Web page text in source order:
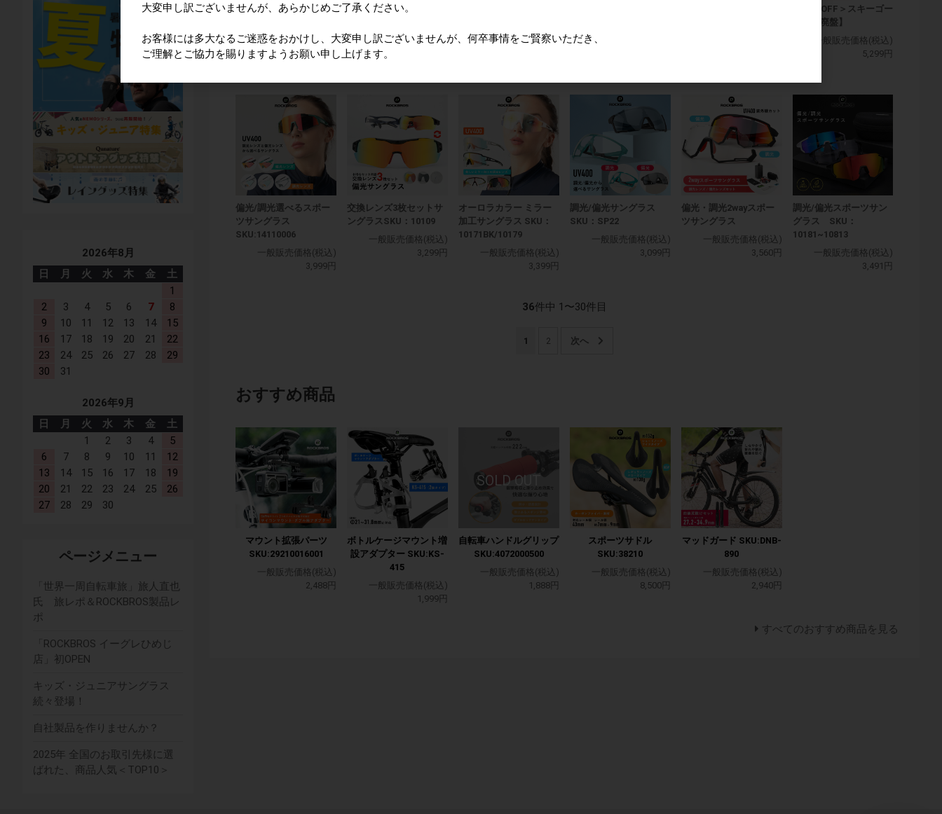
インナーフレーム
P28
一般販売価格(税込)
スポーツサングラス
一般販売価格(税込)
SKU:0089B-0
一般販売価格(税込)
＜30％OFF＞スキーゴー
グル【廃盤】
一般販売価格(税込)
5,299円
偏光/調光選べるスポー
ツサングラス
SKU:14110006
一般販売価格(税込)
3,999円
交換レンズ3枚セットサ
ングラスSKU：10109
一般販売価格(税込)
3,299円
オーロラカラー ミラー
加工サングラス SKU：
10171BK/10179
一般販売価格(税込)
3,399円
調光/偏光サングラス
SKU：SP22
一般販売価格(税込)
3,099円
偏光・調光2wayスポー
ツサングラス
一般販売価格(税込)
3,560円
調光/偏光スポーツサン
グラス SKU：
10181~10813
一般販売価格(税込)
3,491円
36件中 1〜30件目
1 2
おすすめ商品
マウント拡張パーツ
SKU:29210016001
一般販売価格(税込)
2,488円
ボトルケージマウント増
設アダプター SKU:KS-
415
一般販売価格(税込)
1,999円
自転車ハンドルグリップ
SKU:4072000500
一般販売価格(税込)
1,888円
スポーツサドル
SKU:38210
一般販売価格(税込)
8,500円
マッドガード SKU:DNB-
890
一般販売価格(税込)
2,940円
すべてのおすすめ商品を見る
2026年8月
日
月 火 水 木 金
土
1
2
3 4 5 6 7
8
9
10 11 12 13 14
15
16
17 18 19 20 21
22
23
24 25 26 27 28
29
30
31
2026年9月
日
月 火 水 木 金
土
1
2 3 4
5
6
7 8 9 10 11
12
13
14 15 16 17 18
19
20
21 22 23 24 25
26
27
28 29 30
ページメニュー
「世界一周自転車旅」旅人直也
氏 旅レポ＆ROCKBROS製品レ
ポ
「ROCKBROS イーグレひめじ
店」初OPEN
キッズ・ジュニアサングラス
続々登場！
自社製品を作りませんか？
2025年 全国のお取引先様に選
ばれた、商品人気＜TOP10＞
大変申し訳ございませんが、あらかじめご了承ください。
お客様には多大なるご迷惑をおかけし、大変申し訳ございませんが、何卒事情をご賢察いただき、
ご理解とご協力を賜りますようお願い申し上げます。